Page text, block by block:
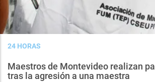
24 HORAS
Maestros de Montevideo realizan
tras la agresión a una maestra